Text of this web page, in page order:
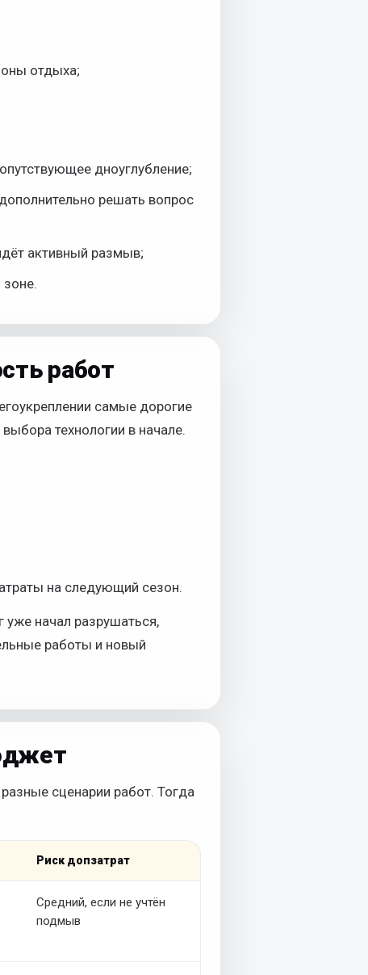
отдыха;
дноуглубление;
решать вопрос
активный размыв;
зоне.
работ
самые дорогие
технологии в начале.
на следующий сезон.
уже начал разрушаться,
работы и новый
сценарии работ. Тогда
Риск допзатрат
Средний, если не учтён
подмыв